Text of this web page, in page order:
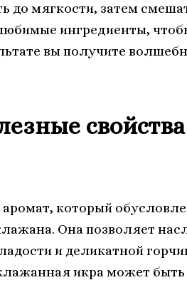
мягкости, затем
ингредиенты,
вы получите
свойства
который
Она позволяет
и деликатной
икра может